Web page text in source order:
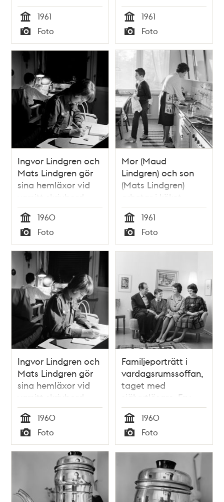
Tid
1961
Typ
Foto
Oppundavägen 6
Tid
1961
Typ
Foto
Ingvor Lindgren och
Mats Lindgren gör
sina hemläxor vid
varsitt skrivbord.
Oppundavägen 6
Tid
1960
Typ
Foto
Mor (Maud
Lindgren) och son
(Mats Lindgren)
arbetar i köket,
Oppundavägen 6
Tid
1961
Typ
Foto
Ingvor Lindgren och
Mats Lindgren gör
sina hemläxor vid
varsitt skrivbord.
Oppundavägen 6
Tid
1960
Typ
Foto
Familjeporträtt i
vardagsrumssoffan,
taget med
självutlösare. Fr.v.
Herbert Lindgren,
Mats Lindgren,
Maud Lindgren och
Ingvor Lindgren
Tid
1960
Typ
Foto